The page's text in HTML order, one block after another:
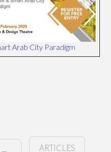
Arab City Paradigm
ARTICLES